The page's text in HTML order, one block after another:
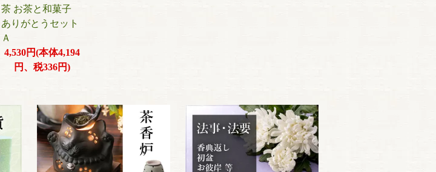
茶 お茶と和菓子
ありがとうセット
Ａ
4,530円(本体4,194
円、税336円)